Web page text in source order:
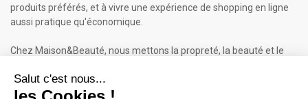
produits préférés, et à vivre une expérience de shopping en ligne
aussi pratique qu'économique.
Chez Maison&Beauté, nous mettons la propreté, la beauté et le
Maison & Beauté : Informations
À propos de nous